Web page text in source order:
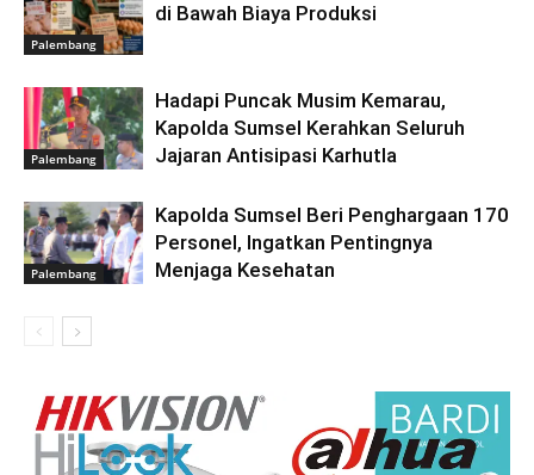
Palembang
di Bawah Biaya Produksi
Palembang
Hadapi Puncak Musim Kemarau,
Kapolda Sumsel Kerahkan Seluruh
Jajaran Antisipasi Karhutla
Palembang
Kapolda Sumsel Beri Penghargaan 170
Personel, Ingatkan Pentingnya
Menjaga Kesehatan